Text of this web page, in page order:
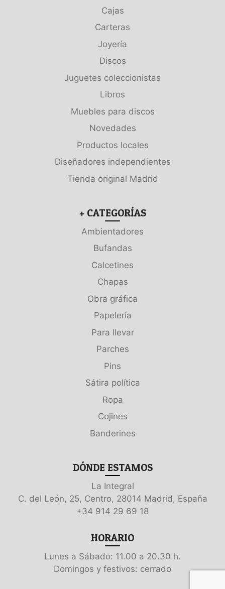
Cajas
Carteras
Joyería
Discos
Juguetes coleccionistas
Libros
Muebles para discos
Novedades
Productos locales
Diseñadores independientes
Tienda original Madrid
+ CATEGORÍAS
Ambientadores
Bufandas
Calcetines
Chapas
Obra gráfica
Papelería
Para llevar
Parches
Pins
Sátira política
Ropa
Cojines
Banderines
DÓNDE ESTAMOS
La Integral
C. del León, 25, Centro, 28014 Madrid, España
+34 914 29 69 18
HORARIO
Lunes a Sábado: 11.00 a 20.30 h.
Domingos y festivos: cerrado